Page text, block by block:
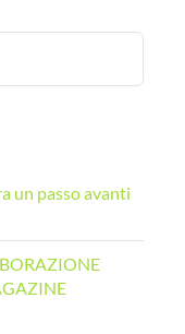
un passo avanti